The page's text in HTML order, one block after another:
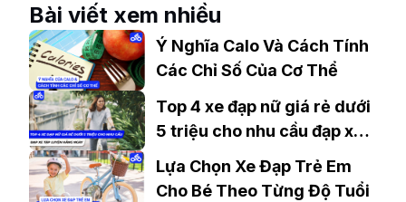
Bài viết xem nhiều
Ý Nghĩa Calo Và Cách Tính
Các Chỉ Số Của Cơ Thể
Top 4 xe đạp nữ giá rẻ dưới
5 triệu cho nhu cầu đạp xe
tập luyện hàng ngày
Lựa Chọn Xe Đạp Trẻ Em
Cho Bé Theo Từng Độ Tuổi